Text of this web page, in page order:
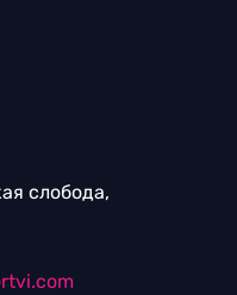
слобода,